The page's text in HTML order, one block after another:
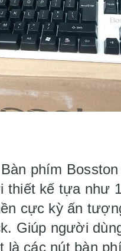
phím
thiết kế tựa như
cực kỳ ấn
Giúp người
các nút bàn